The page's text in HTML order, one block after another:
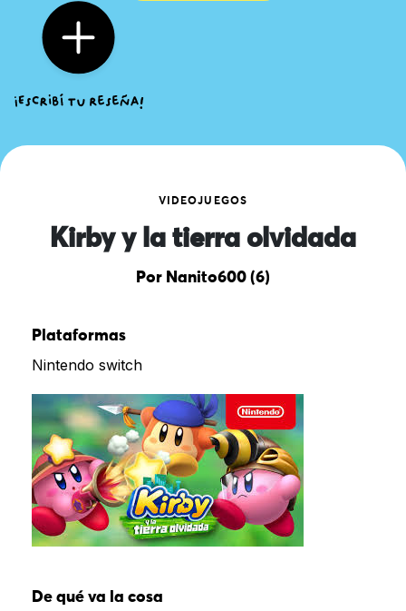
VIDEOJUEGOS
Kirby y la tierra olvidada
Por Nanito600 (6)
Plataformas
Nintendo switch
De qué va la cosa